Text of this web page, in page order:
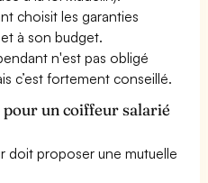
choisit les garanties
à son budget.
n'est pas obligé
c’est fortement conseillé.
un coiffeur salarié
doit proposer une mutuelle